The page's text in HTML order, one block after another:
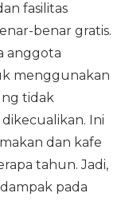
fasilitas
benar gratis.
anggota
menggunakan
tidak
Ini
dan kafe
tahun. Jadi,
pada